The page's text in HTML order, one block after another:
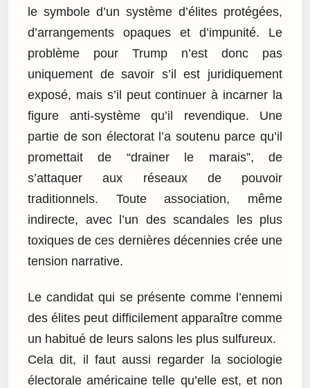
le symbole d’un système d’élites protégées,
d’arrangements opaques et d’impunité. Le
problème pour Trump n’est donc pas
uniquement de savoir s’il est juridiquement
exposé, mais s’il peut continuer à incarner la
figure anti-système qu’il revendique. Une
partie de son électorat l’a soutenu parce qu’il
promettait de “drainer le marais”, de
s’attaquer aux réseaux de pouvoir
traditionnels. Toute association, même
indirecte, avec l’un des scandales les plus
toxiques de ces dernières décennies crée une
tension narrative.
Le candidat qui se présente comme l’ennemi
des élites peut difficilement apparaître comme
un habitué de leurs salons les plus sulfureux.
Cela dit, il faut aussi regarder la sociologie
électorale américaine telle qu’elle est, et non